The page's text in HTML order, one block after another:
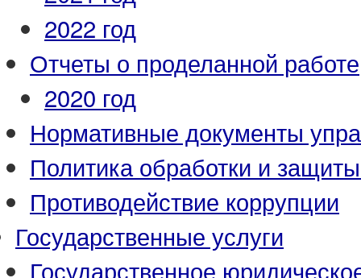
2022 год
Отчеты о проделанной работе
2020 год
Нормативные документы
Политика обработки и
Противодействие коррупции
Государственные услуги
Государственное